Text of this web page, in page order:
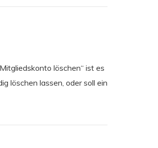
löschen“ ist es
löschen lassen, oder soll ein